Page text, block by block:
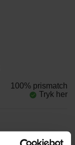
100% prismatch
Tryk her